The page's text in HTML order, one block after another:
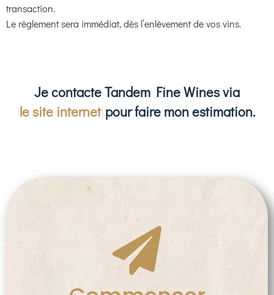
transaction.
Le règlement sera immédiat, dès l’enlèvement de vos vins.
Je contacte Tandem Fine Wines via
le site internet pour faire mon estimation.